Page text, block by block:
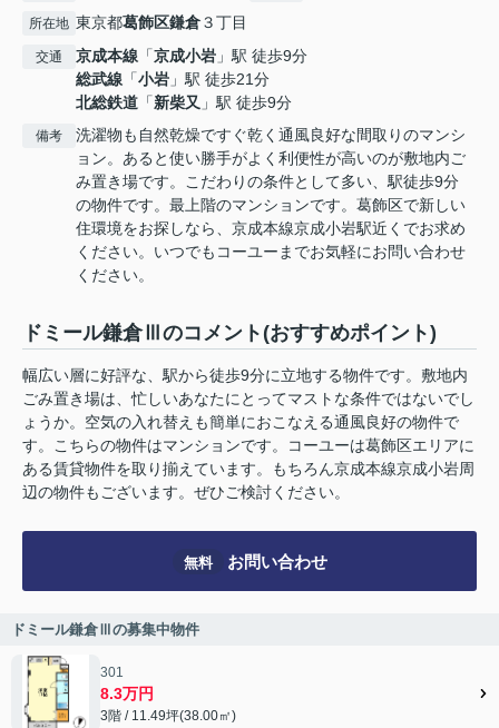
所在地 東京都葛飾区鎌倉３丁目
交通 京成本線 「京成小岩 」駅 徒歩9分
総武線 「小岩 」駅 徒歩21分
北総鉄道 「新柴又 」駅 徒歩9分
備考
洗濯物も自然乾燥ですぐ乾く通風良好な間取りのマンシ
ョン。あると使い勝手がよく利便性が高いのが敷地内ご
み置き場です。こだわりの条件として多い、駅徒歩9分
の物件です。最上階のマンションです。葛飾区で新しい
住環境をお探しなら、京成本線京成小岩駅近くでお求め
ください。いつでもコーユーまでお気軽にお問い合わせ
ください。
ドミール鎌倉Ⅲのコメント(おすすめポイント)
幅広い層に好評な、駅から徒歩9分に立地する物件です。敷地内
ごみ置き場は、忙しいあなたにとってマストな条件ではないでし
ょうか。空気の入れ替えも簡単におこなえる通風良好の物件で
す。こちらの物件はマンションです。コーユーは葛飾区エリアに
ある賃貸物件を取り揃えています。もちろん京成本線京成小岩周
辺の物件もございます。ぜひご検討ください。
無料 お問い合わせ
ドミール鎌倉Ⅲの募集中物件
301
8.3万円
3階 / 11.49坪(38.00㎡)